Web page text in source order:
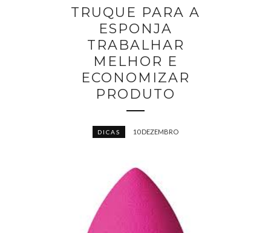
TRUQUE PARA A
ESPONJA
TRABALHAR
MELHOR E
ECONOMIZAR
PRODUTO
DICAS 10 DEZEMBRO